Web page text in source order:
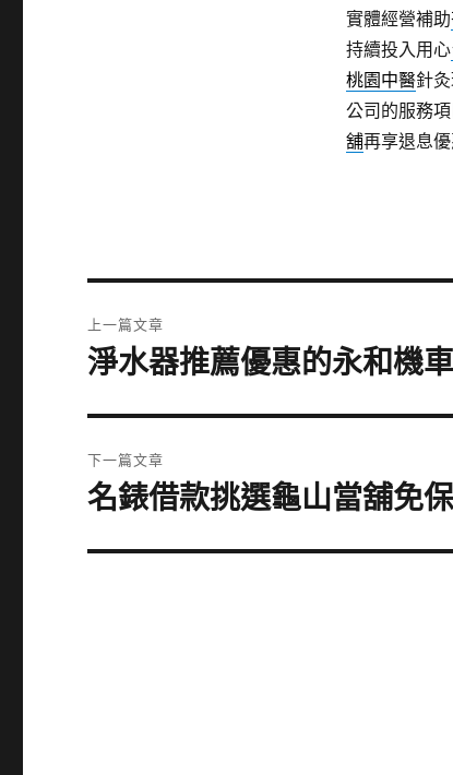
實體經營補助
持續投入用心
桃園中醫針
公司的服務
舖再享退息優
章
上一篇文章
上
篇
文
章:
淨水器推薦優惠的永和機
下一篇文章
下
篇
名錶借款挑選龜山當舖免